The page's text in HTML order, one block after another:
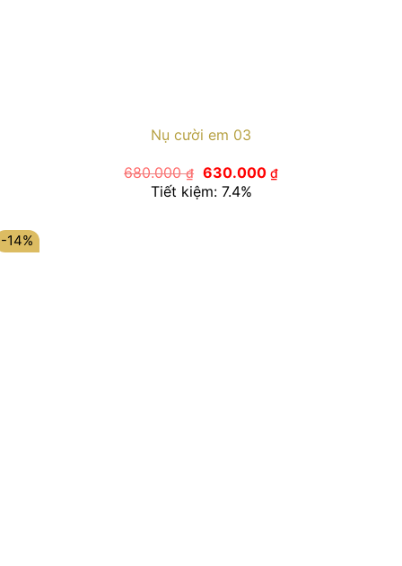
Nụ cười em 03
680.000₫ Giá
gốc
là:
630.000 ₫Giá
hiện
Tiết kiệm: 7.4%
-14%